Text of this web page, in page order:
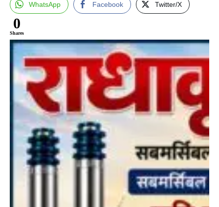
WhatsApp Facebook Twitter/X
0
Shares